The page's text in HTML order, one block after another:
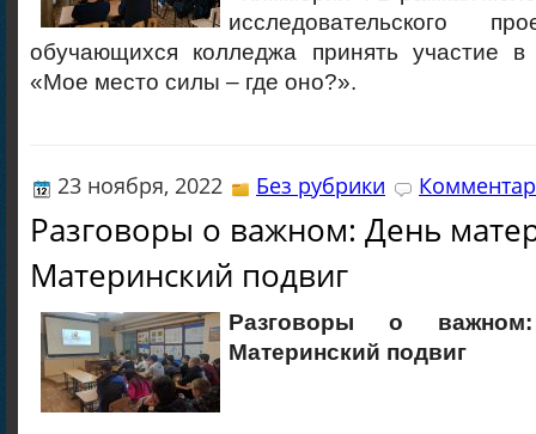
исследовательского
обучающихся колледжа принять участие в
«Мое место силы – где оно?».
23 ноября, 2022 Без рубрики
Разговоры о важном: День
Материнский подвиг
Разговоры о
Материнский подвиг